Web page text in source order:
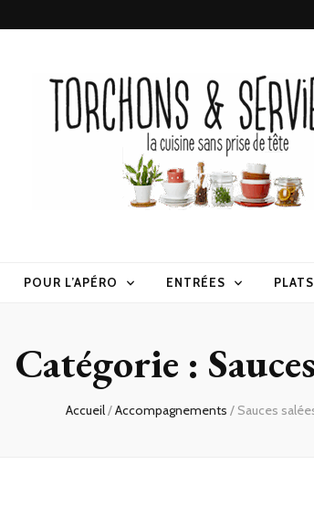
POUR L’APÉRO ENTRÉES PLATS
Catégorie :
Accueil/Accompagnements / Sauces